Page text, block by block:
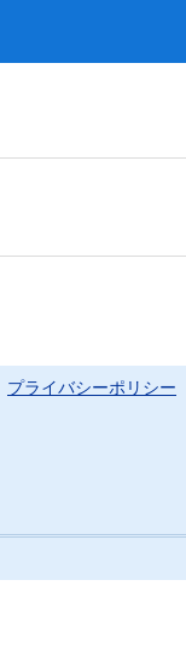
プライバシーポリシー